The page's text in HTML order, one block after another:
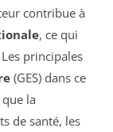
contribue à
, ce qui
principales
(GES) dans ce
la
de santé, les